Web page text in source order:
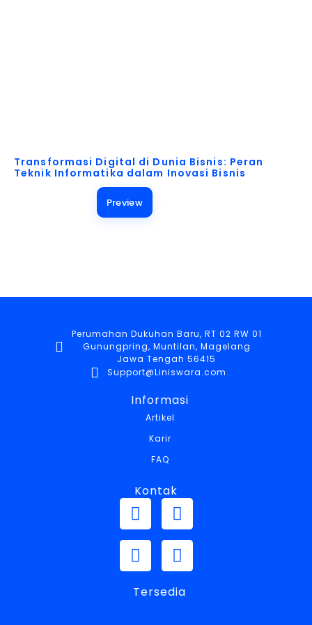
Transformasi Digital di Dunia Bisnis: Peran
Teknik Informatika dalam Inovasi Bisnis
Preview
Perumahan Dukuhan Baru, RT 02 RW 01
Gunungpring, Muntilan, Magelang
Jawa Tengah 56415
Support@Liniswara.com
Informasi
Artikel
Karir
FAQ
Kontak
Tersedia